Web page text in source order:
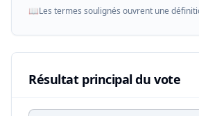
📖Les termes soulignés ouvrent une
Résultat principal du vote